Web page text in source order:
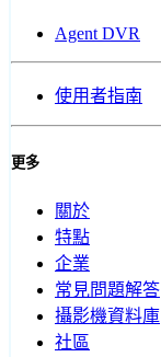
Agent DVR
使用者指南
更多
關於
特點
企業
常見問題解答
攝影機資料庫
社區